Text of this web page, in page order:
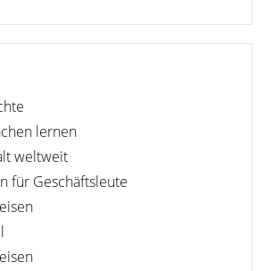
lernen
weltweit
für Geschäftsleute